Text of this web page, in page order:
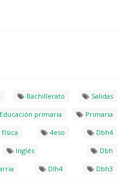
Bachillerato
Salidas
Educación primaria
Primaria
física 4eso
Dbh4
Inglés
Dbh
Dlh4
Dbh3